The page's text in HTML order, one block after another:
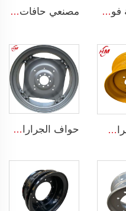
حافة عجلة فولاذية لجرار W8x48 W8x32 أطراف زراعية لمطاط جرار 9.5-48 مصنعي حافات الجرارات W12x38 أطراف زراعية عجلات 13.6-38 إطارات للجرارات الزراعية
مصنع الأطراف أطراف فولاذية قابلة للانزلاق لعجلات الحمالات الحجم 8.25 x 16.5 أطراف فولاذية مخصصة بـ 8 فتحات إطارات الحجم 10-16.5 حواف الجرارات الزراعية W12*38 ملائمة للإطارات الزراعية 13.6-38 مباعة لتخصيص الحواف